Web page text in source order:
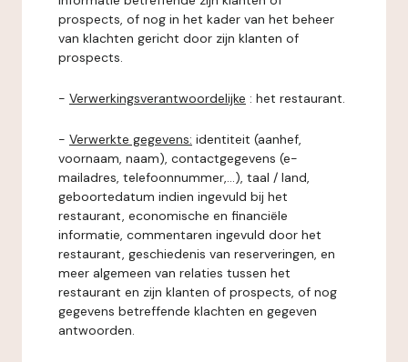
prospects, of nog in het kader van het beheer
van klachten gericht door zijn klanten of
prospects.
- Verwerkingsverantwoordelijke : het restaurant.
- Verwerkte gegevens: identiteit (aanhef,
voornaam, naam), contactgegevens (e-
mailadres, telefoonnummer,...), taal / land,
geboortedatum indien ingevuld bij het
restaurant, economische en financiële
informatie, commentaren ingevuld door het
restaurant, geschiedenis van reserveringen, en
meer algemeen van relaties tussen het
restaurant en zijn klanten of prospects, of nog
gegevens betreffende klachten en gegeven
antwoorden.